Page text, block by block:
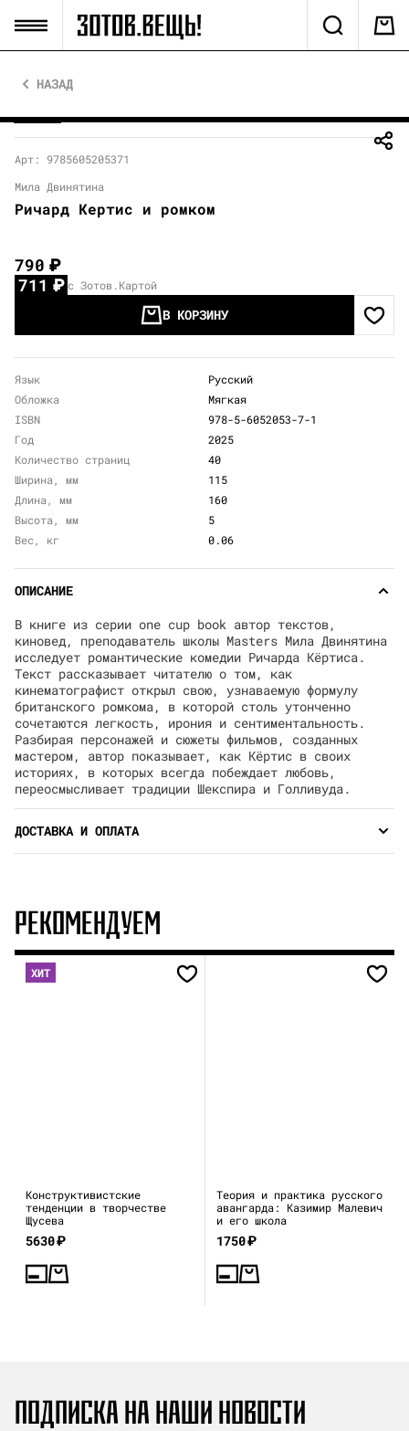
НАЗАД
Арт: 9785605205371
Мила Двинятина
Ричард Кертис и ромком
790₽
711₽ с Зотов.Картой
В КОРЗИНУ
Язык
Русский
Обложка
Мягкая
ISBN
978-5-6052053-7-1
Год
2025
Количество страниц
40
Ширина, мм
115
Длина, мм
160
Высота, мм
5
Вес, кг
0.06
ОПИСАНИЕ
В книге из серии one cup book автор текстов,
киновед, преподаватель школы Masters Мила Двинятина
исследует романтические комедии Ричарда Кёртиса.
Текст рассказывает читателю о том, как
кинематографист открыл свою, узнаваемую формулу
британского ромкома, в которой столь утонченно
сочетаются легкость, ирония и сентиментальность.
Разбирая персонажей и сюжеты фильмов, созданных
мастером, автор показывает, как Кёртис в своих
историях, в которых всегда побеждает любовь,
переосмысливает традиции Шекспира и Голливуда.
ДОСТАВКА И ОПЛАТА
РЕКОМЕНДУЕМ
ХИТ
Конструктивистские
тенденции в творчестве
Щусева
5630₽
Теория и практика русского
авангарда: Казимир Малевич
и его школа
1750₽
ПОДПИСКА НА НАШИ НОВОСТИ